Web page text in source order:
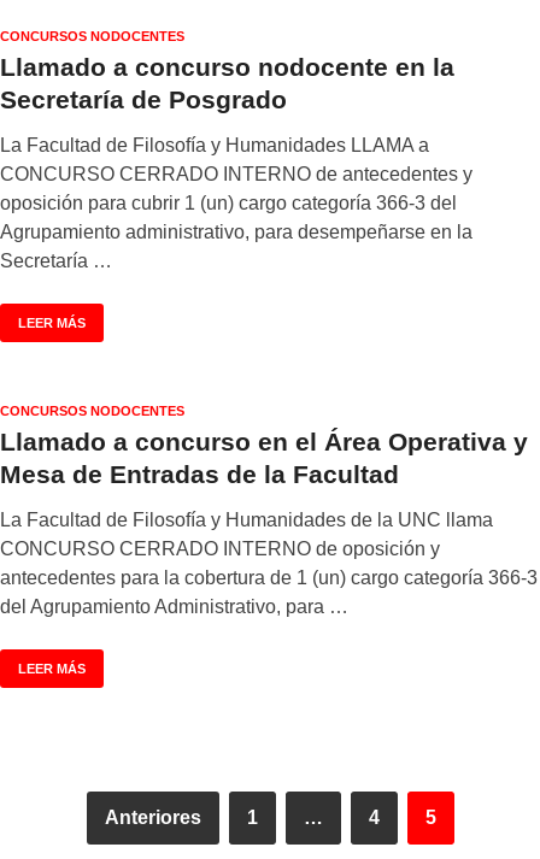
CONCURSOS NODOCENTES
Llamado a concurso nodocente en la
Secretaría de Posgrado
La Facultad de Filosofía y Humanidades LLAMA a
CONCURSO CERRADO INTERNO de antecedentes y
oposición para cubrir 1 (un) cargo categoría 366-3 del
Agrupamiento administrativo, para desempeñarse en la
Secretaría …
LEER MÁS
CONCURSOS NODOCENTES
Llamado a concurso en el Área Operativa y
Mesa de Entradas de la Facultad
La Facultad de Filosofía y Humanidades de la UNC llama
CONCURSO CERRADO INTERNO de oposición y
antecedentes para la cobertura de 1 (un) cargo categoría 366-3
del Agrupamiento Administrativo, para …
LEER MÁS
Anteriores 1 … 4 5